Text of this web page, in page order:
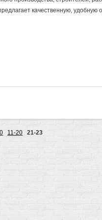
качественную, удобную
11-20 21-23